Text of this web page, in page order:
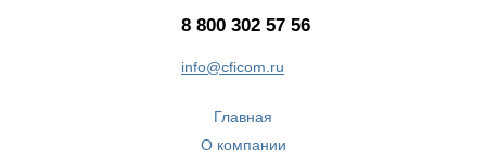
8 800 302 57 56
info@cficom.ru
Главная
О компании